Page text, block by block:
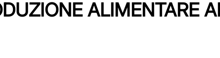
ALIMENTARE